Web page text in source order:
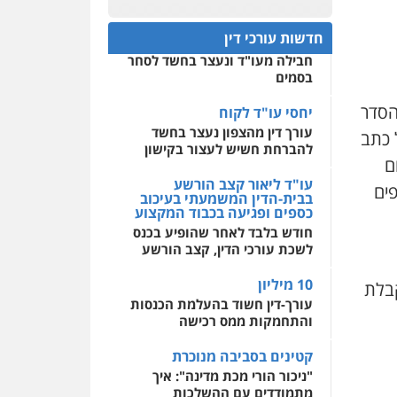
כתב
פלילי פשיעה חמורה
צווארון לבן
וחקירות
0502228917
דין
פלילי עבירות תנועה
תעבורה פשיעה חמורה
0505258475
עו"ד אסף גונן
פלילי פשע חמור תעבורה
צבא מעצרים וחקירות
0542255161
גל דהן – משרד עורך דין
פלילי פשיעה חמורה
סמים מעצרים וחקירות
0522508109
אחסון אתרים
לעורכי דין
אסירים עבירות מין
שירותים מקצועיים לעורכי
דין
0544500346
חדשות עורכי דין
חפץ חשוד
עצור בתיק ניסיון רצח קיבל
חבילה מעו"ד ונעצר בחשד לסחר
בסמים
יחסי עו"ד לקוח
עורך דין מהצפון נעצר בחשד
להברחת חשיש לעצור בקישון
עו"ד ליאור קצב הורשע
בבית-הדין המשמעתי בעיכוב
כספים ופגיעה בכבוד המקצוע
חודש בלבד לאחר שהופיע בכנס
לשכת עורכי הדין, קצב הורשע
10 מיליון
עורך-דין חשוד בהעלמת הכנסות
והתחמקות ממס רכישה
קטינים בסביבה מנוכרת
"ניכור הורי מכת מדינה": איך
מתמודדים עם ההשלכות